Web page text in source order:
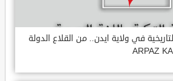
في ولاية ايدن.. من القلاع الدولة